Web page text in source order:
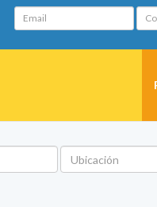
Email
Ubicación